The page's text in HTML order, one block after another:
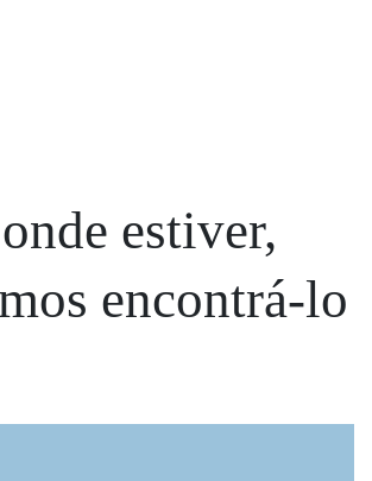
estiver,
encontrá-lo